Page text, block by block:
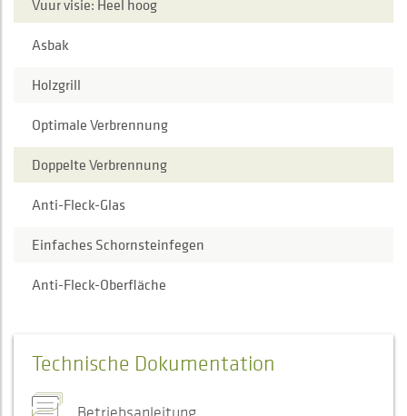
Vuur visie: Heel hoog
Asbak
Holzgrill
Optimale Verbrennung
Doppelte Verbrennung
Anti-Fleck-Glas
Einfaches Schornsteinfegen
Anti-Fleck-Oberfläche
Technische Dokumentation